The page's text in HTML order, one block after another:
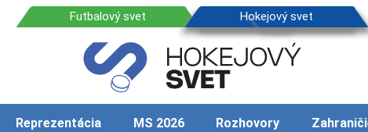
Reprezentácia MS 2026 Rozhovory